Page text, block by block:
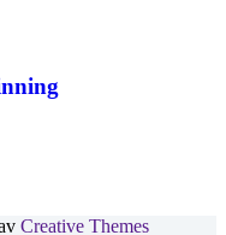
Creative Themes